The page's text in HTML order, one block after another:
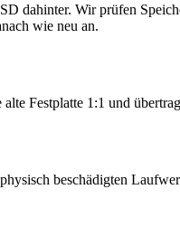
dahinter. Wir prüfen
wie neu an.
Festplatte 1:1 und
beschädigten